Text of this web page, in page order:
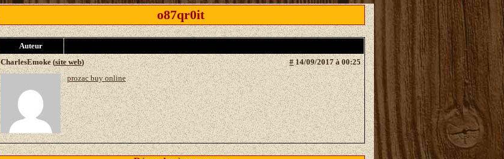
o87qr0it
Auteur
#14/09/2017 à 00:25
CharlesEmoke (site web)
prozac buy online